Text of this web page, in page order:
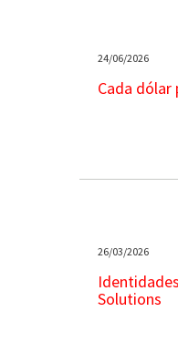
24/06/2026
Cada dólar
26/03/2026
Solutions